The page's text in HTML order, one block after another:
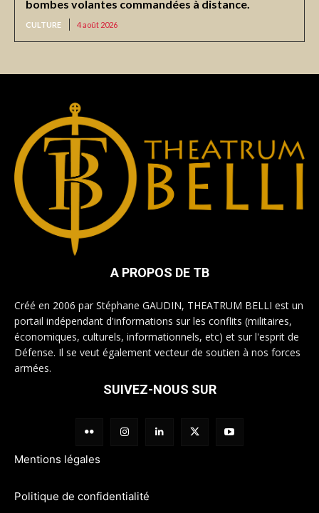
bombes volantes commandées à distance.
CULTURE 4 août 2026
A PROPOS DE TB
Créé en 2006 par Stéphane GAUDIN, THEATRUM BELLI est un
portail indépendant d'informations sur les conflits (militaires,
économiques, culturels, informationnels, etc) et sur l'esprit de
Défense. Il se veut également vecteur de soutien à nos forces
armées.
SUIVEZ-NOUS SUR
Mentions légales
Politique de confidentialité